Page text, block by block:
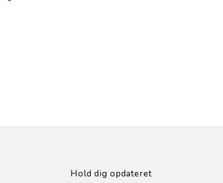
Hold dig opdateret